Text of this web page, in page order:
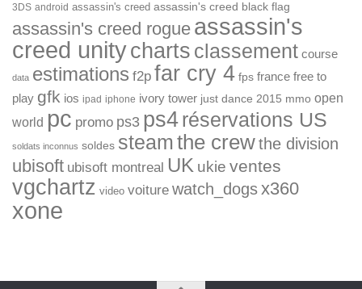
3DS android assassin's creed assassin's creed black flag
assassin's creed rogue assassin's
creed unitycharts classement course
data estimations f2p far cry 4 fps france free to
play gfk ios ipad iphone ivory tower just dance 2015 mmo open
world pc promo ps3 ps4réservations US
soldats inconnus soldes steamthe crewthe division
ubisoft ubisoft montreal UK ukie ventes
vgchartz video voiture watch_dogsx360
xone